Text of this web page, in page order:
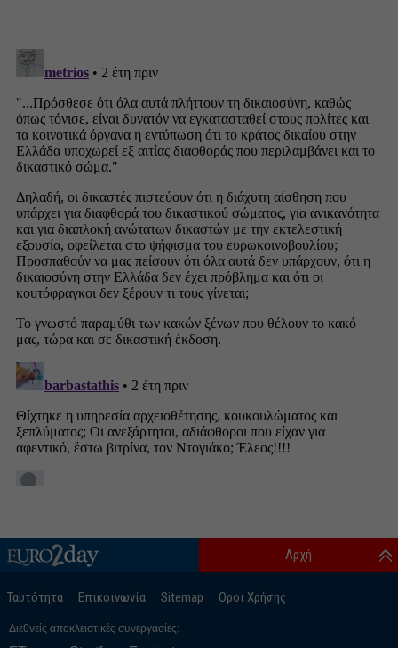
Ταυτότητα Επικοινωνία Sitemap Οροι Χρήσης
Αρχή
Διεθνείς αποκλειστικές συνεργασίες: